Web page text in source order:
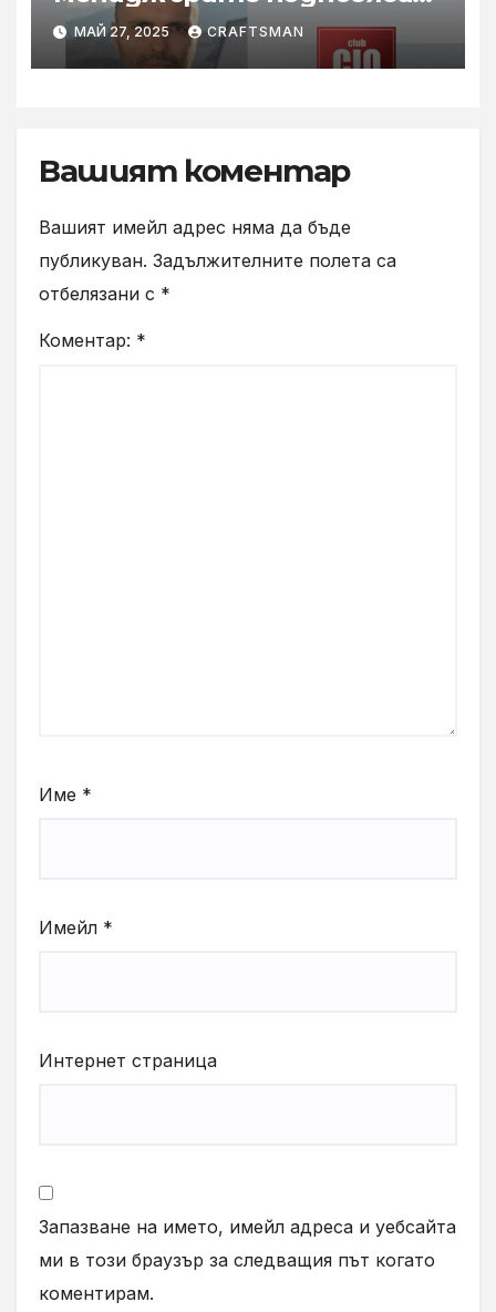
дейността си
МАЙ 27, 2025 CRAFTSMAN
Вашият коментар
Вашият имейл адрес няма да бъде
публикуван. Задължителните полета са
отбелязани с *
Коментар: *
Име *
Имейл *
Интернет страница
Запазване на името, имейл адреса и уебсайта
ми в този браузър за следващия път когато
коментирам.